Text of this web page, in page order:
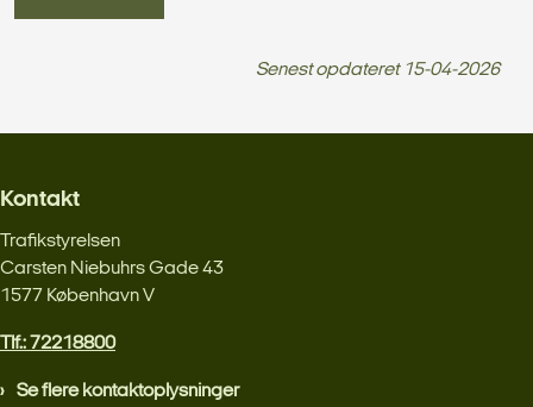
Senest opdateret 15-04-2026
Kontakt
Trafikstyrelsen
Carsten Niebuhrs Gade 43
1577 København V
Tlf.: 72218800
Se flere kontaktoplysninger